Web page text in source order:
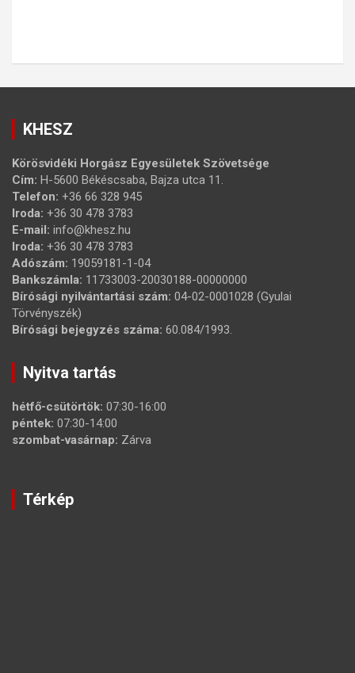
KHESZ
Körösvidéki Horgász Egyesületek Szövetsége
Cím: H-5600 Békéscsaba, Bajza utca 11.
Telefon: +36 66 328 945
Iroda: +36 30 478 3783
E-mail: info@khesz.hu
Iroda: +36 30 478 3783
Adószám: 19059181-1-04
Bankszámla: 11733003-20030188-00000000
Bírósági nyilvántartási szám: 04-02-0001028 (Gyulai
Törvényszék)
Bírósági bejegyzés száma: 60.084/1993.
Nyitva tartás
hétfő-csütörtök: 07:30-16:00
péntek: 07:30-14:00
szombat-vasárnap: Zárva
Térkép